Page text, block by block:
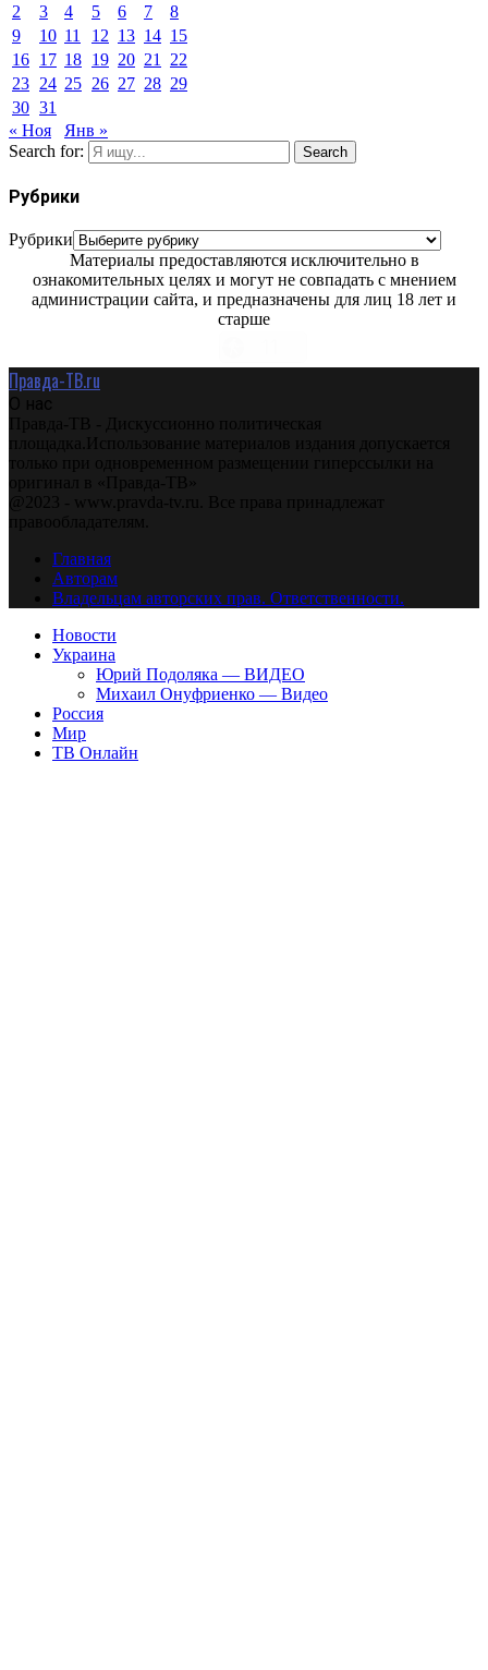
2
3 4 5 6 7
8
9
10 11 12 13 14 15
16 17 18 19 20 21
22
23 24 25 26 27 28 29
30 31
« Ноя
Янв »
Search for:
Search
Рубрики
Рубрики
Материалы предоставляются исключительно в
ознакомительных целях и могут не совпадать с мнением
администрации сайта, и предназначены для лиц 18 лет и
старше
Правда-ТВ.ru
О нас
Правда-ТВ - Дискуссионно политическая
площадка.Использование материалов издания допускается
только при одновременном размещении гиперссылки на
оригинал в «Правда-ТВ»
@2023 - www.pravda-tv.ru. Все права принадлежат
правообладателям.
Главная
Авторам
Владельцам авторских прав. Ответственности.
Новости
Украина
Юрий Подоляка — ВИДЕО
Михаил Онуфриенко — Видео
Россия
Мир
ТВ Онлайн